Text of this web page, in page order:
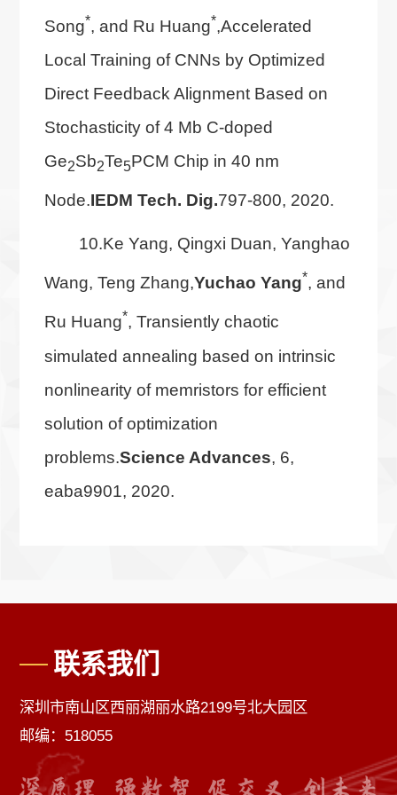
Song*, and Ru Huang*,Accelerated
Local Training of CNNs by Optimized
Direct Feedback Alignment Based on
Stochasticity of 4 Mb C-doped
Ge2Sb2Te5PCM Chip in 40 nm
Node.IEDM Tech. Dig.797-800, 2020.
10.Ke Yang, Qingxi Duan, Yanghao
Wang, Teng Zhang,Yuchao Yang*, and
Ru Huang*, Transiently chaotic
simulated annealing based on intrinsic
nonlinearity of memristors for efficient
solution of optimization
problems.Science Advances, 6,
eaba9901, 2020.
联系我们
深圳市南山区西丽湖丽水路2199号北大园区
邮编：518055